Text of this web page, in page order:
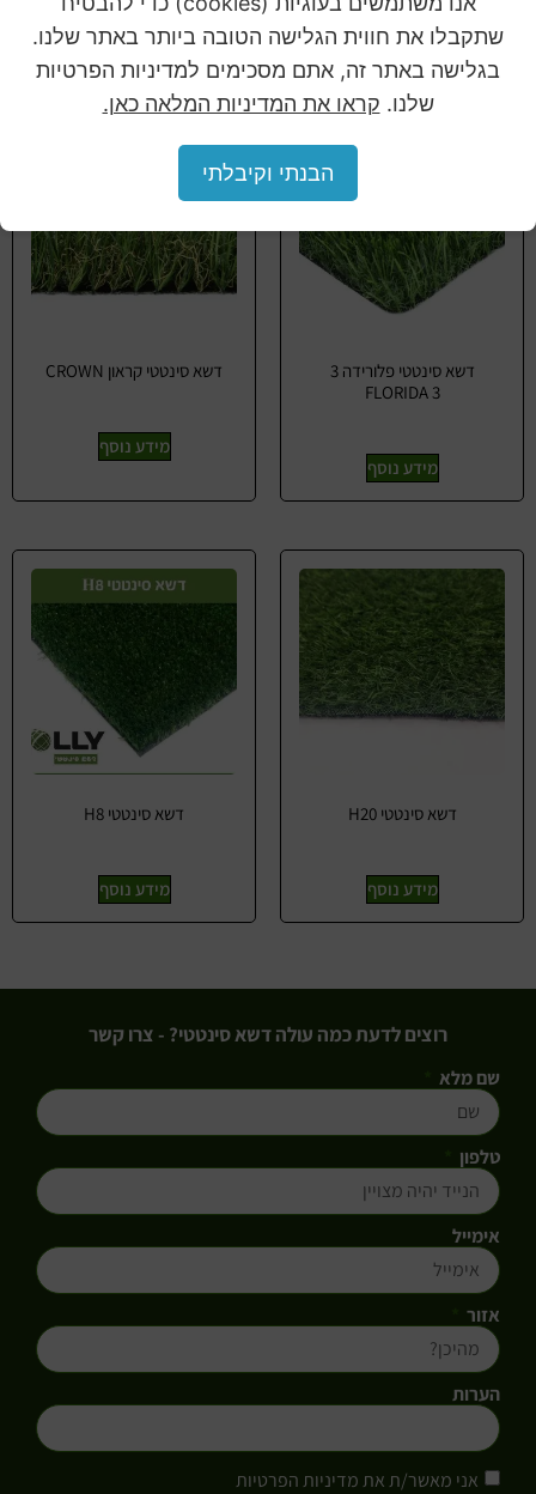
שתקבלו את חווית הגלישה הטובה ביותר באתר שלנו.
בגלישה באתר זה, אתם מסכימים למדיניות הפרטיות
שלנו. קראו את המדיניות המלאה כאן.
הבנתי וקיבלתי
מוצרים קשורים
דשא סינטטי פלורידה 3
FLORIDA 3
מידע נוסף
דשא סינטטי קראון CROWN
מידע נוסף
דשא סינטטי H20
מידע נוסף
דשא סינטטי H8
מידע נוסף
רוצים לדעת כמה עולה דשא סינטטי? - צרו קשר
שם מלא
טלפון
אימייל
אזור
הערות
אני מאשר/ת את מדיניות הפרטיות